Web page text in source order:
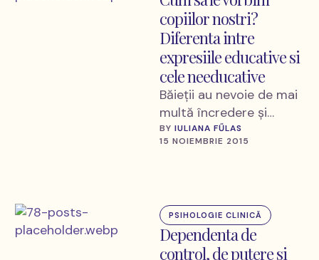
copiilor nostri?
Diferenta intre
expresiile educative si
cele needucative
Băieţii au nevoie de mai
multă încredere şi
libertate de a face
singuri lucrurile, iar
BY IULIANA FŰLAS
15 NOIEMBRIE 2015
PSIHOLOGIE CLINICĂ
Dependenta de
control, de putere si